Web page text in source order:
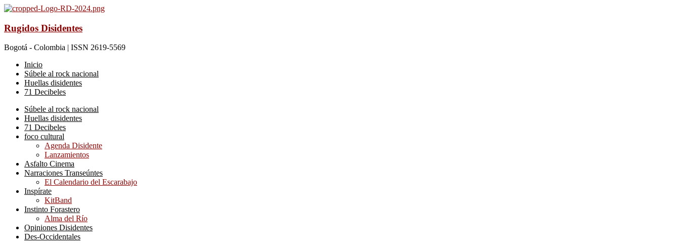
Rugidos Disidentes
Bogotá - Colombia | ISSN 2619-5569
Inicio
Súbele al rock nacional
Huellas disidentes
71 Decibeles
Súbele al rock nacional
Huellas disidentes
71 Decibeles
foco cultural
Agenda Disidente
Lanzamientos
Asfalto Cinema
Narraciones Transeúntes
El Calendario del Escarabajo
Inspírate
KitBand
Instinto Forastero
Alma del Río
Opiniones Disidentes
Des-Occidentales